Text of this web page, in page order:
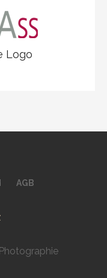
Logo
AGB